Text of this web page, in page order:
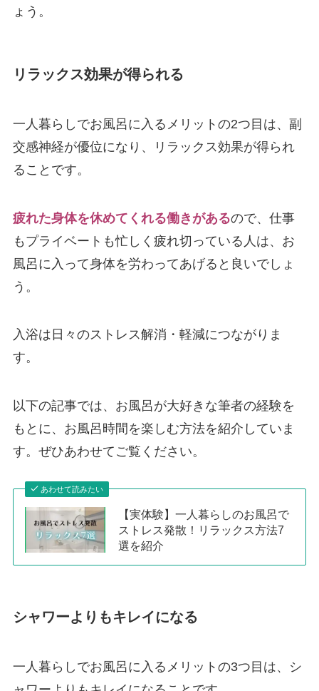
ょう。
リラックス効果が得られる
一人暮らしでお風呂に入るメリットの2つ目は、副
交感神経が優位になり、リラックス効果が得られ
ることです。
疲れた身体を休めてくれる働きがあるので、仕事
もプライベートも忙しく疲れ切っている人は、お
風呂に入って身体を労わってあげると良いでしょ
う。
入浴は日々のストレス解消・軽減につながりま
す。
以下の記事では、お風呂が大好きな筆者の経験を
もとに、お風呂時間を楽しむ方法を紹介していま
す。ぜひあわせてご覧ください。
あわせて読みたい
【実体験】一人暮らしのお風呂で
ストレス発散！リラックス方法7
選を紹介
シャワーよりもキレイになる
一人暮らしでお風呂に入るメリットの3つ目は、シ